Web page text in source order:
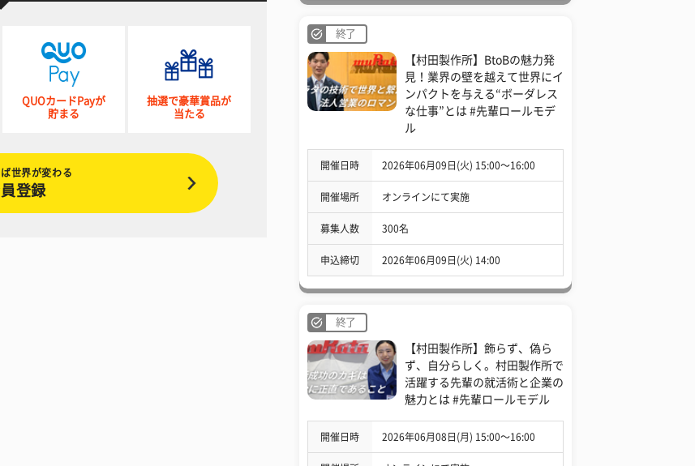
QUOカードPayが
貯まる
抽選で豪華賞品が
当たる
世界が変わる
登録
終了
【村田製作所】BtoBの魅力発
見！業界の壁を越えて世界にイ
ンパクトを与える“ボーダレス
な仕事”とは #先輩ロールモデ
ル
開催日時 2026年06月09日(火) 15:00〜16:00
開催場所 オンラインにて実施
募集人数 300名
申込締切 2026年06月09日(火) 14:00
終了
【村田製作所】飾らず、偽ら
ず、自分らしく。村田製作所で
活躍する先輩の就活術と企業の
魅力とは #先輩ロールモデル
開催日時 2026年06月08日(月) 15:00〜16:00